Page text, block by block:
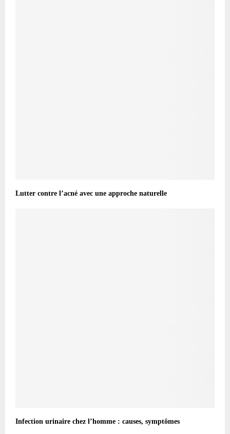
Lutter contre l’acné avec une approche naturelle
Infection urinaire chez l’homme : causes, symptômes